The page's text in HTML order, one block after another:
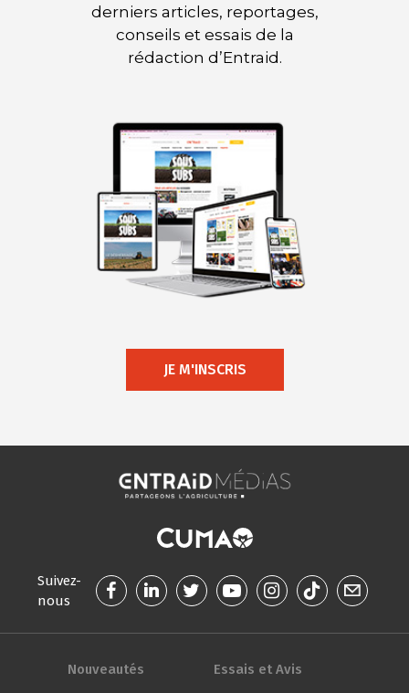
derniers articles, reportages,
conseils et essais de la
rédaction d’Entraid.
JE M'INSCRIS
Suivez-
nous
Nouveautés Essais et Avis